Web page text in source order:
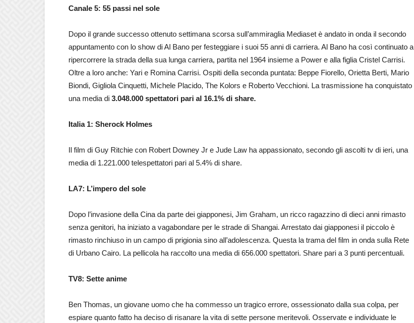
Canale 5: 55 passi nel sole
Dopo il grande successo ottenuto settimana scorsa sull’ammiraglia Mediaset è andato in onda il secondo
appuntamento con lo show di Al Bano per festeggiare i suoi 55 anni di carriera. Al Bano ha così continuato a
ripercorrere la strada della sua lunga carriera, partita nel 1964 insieme a Power e alla figlia Cristel Carrisi.
Oltre a loro anche: Yari e Romina Carrisi. Ospiti della seconda puntata: Beppe Fiorello, Orietta Berti, Mario
Biondi, Gigliola Cinquetti, Michele Placido, The Kolors e Roberto Vecchioni. La trasmissione ha conquistato
una media di 3.048.000 spettatori pari al 16.1% di share.
Italia 1: Sherock Holmes
Il film di Guy Ritchie con Robert Downey Jr e Jude Law ha appassionato, secondo gli ascolti tv di ieri, una
media di 1.221.000 telespettatori pari al 5.4% di share.
LA7: L’impero del sole
Dopo l’invasione della Cina da parte dei giapponesi, Jim Graham, un ricco ragazzino di dieci anni rimasto
senza genitori, ha iniziato a vagabondare per le strade di Shangai. Arrestato dai giapponesi il piccolo è
rimasto rinchiuso in un campo di prigionia sino all’adolescenza. Questa la trama del film in onda sulla Rete
di Urbano Cairo. La pellicola ha raccolto una media di 656.000 spettatori. Share pari a 3 punti percentuali.
TV8: Sette anime
Ben Thomas, un giovane uomo che ha commesso un tragico errore, ossessionato dalla sua colpa, per
espiare quanto fatto ha deciso di risanare la vita di sette persone meritevoli. Osservate e individuate le